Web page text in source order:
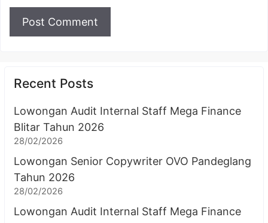
Recent Posts
Lowongan Audit Internal Staff Mega Finance
Blitar Tahun 2026
28/02/2026
Lowongan Senior Copywriter OVO Pandeglang
Tahun 2026
28/02/2026
Lowongan Audit Internal Staff Mega Finance